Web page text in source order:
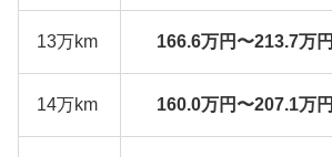
13万km 166.6万円〜213.7万円
14万km 160.0万円〜207.1万円